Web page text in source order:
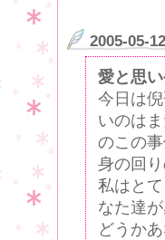
2005-05-
愛と思い
今日は
いのは
のこの
身の回
私はと
なた達
どうか